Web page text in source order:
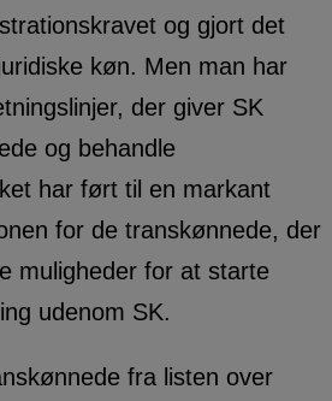
og gjort det
køn. Men man har
der giver SK
og behandle
har ført til en markant
for de transkønnede, der
muligheder for at starte
udenom SK.
fra listen over